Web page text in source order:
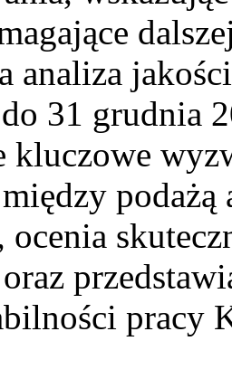
analiza
31 grudnia
podażą
ocenia
pracy